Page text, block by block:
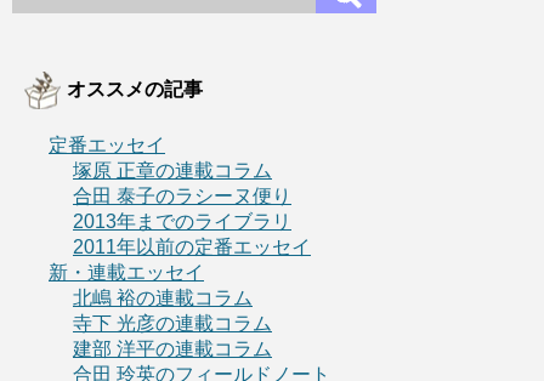
オススメの記事
定番エッセイ
塚原 正章の連載コラム
合田 泰子のラシーヌ便り
2013年までのライブラリ
2011年以前の定番エッセイ
新・連載エッセイ
北嶋 裕の連載コラム
寺下 光彦の連載コラム
建部 洋平の連載コラム
合田 玲英のフィールドノート